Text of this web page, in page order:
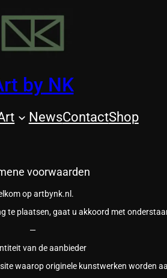
by NK
NewsContactShop
voorwaarden
op artbynk.nl.
te plaatsen, gaat u akkoord met
—
van de aanbieder
waarop originele kunstwerken worden